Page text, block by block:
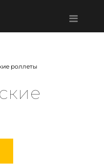
роллеты